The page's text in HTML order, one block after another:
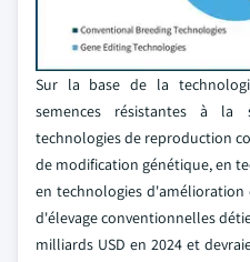
Sur la base de la
semences résistantes à la
technologies de reproduction
de modification génétique, en
en technologies d'amélioration
d'élevage conventionnelles
milliards USD en 2024 et